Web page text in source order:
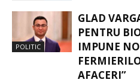
POLITIC
GLAD
PENTRU
IMPUNE
AFACERI”